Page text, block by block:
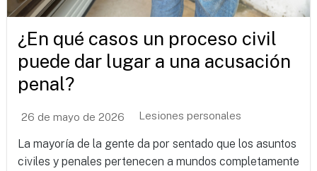
¿En qué casos un proceso civil
puede dar lugar a una acusación
penal?
26 de mayo de 2026 Lesiones personales
La mayoría de la gente da por sentado que los asuntos
civiles y penales pertenecen a mundos completamente